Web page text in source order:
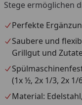
Stege ermöglichen
Perfekte
Saubere und
Grillgut und
(1x ½, 2x 1/3, 2x 1/
Material: